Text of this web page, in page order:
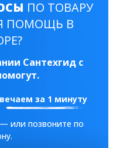
ПО ТОВАРУ
ПОМОЩЬ В
Сантехгид с
за 1 минуту
или позвоните по